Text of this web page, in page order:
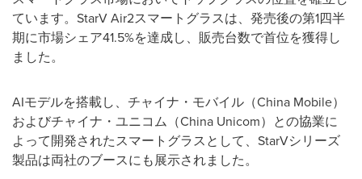
ています。StarV Air2スマートグラスは、発売後の第1四半
期に市場シェア41.5%を達成し、販売台数で首位を獲得し
ました。
AIモデルを搭載し、チャイナ・モバイル（China Mobile）
およびチャイナ・ユニコム（China Unicom）との協業に
よって開発されたスマートグラスとして、StarVシリーズ
製品は両社のブースにも展示されました。